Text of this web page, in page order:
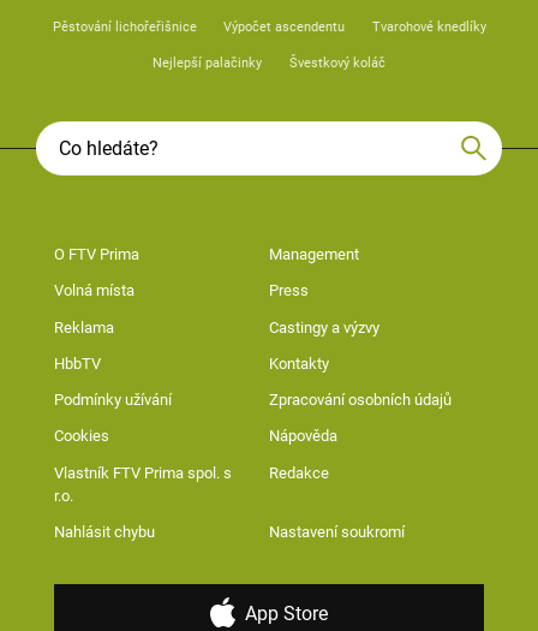
Pěstování lichořeřišnice Výpočet ascendentu Tvarohové knedlíky
Nejlepší palačinky Švestkový koláč
O FTV Prima Management
Volná místa Press
Reklama Castingy a výzvy
HbbTV Kontakty
Podmínky užívání Zpracování osobních údajů
Cookies Nápověda
Vlastník FTV Prima spol. s
r.o.
Redakce
Nahlásit chybu Nastavení soukromí
App Store